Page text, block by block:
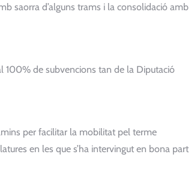
saorra d’alguns trams i la consolidació amb
100% de subvencions tan de la Diputació
per facilitar la mobilitat pel terme
en les que s’ha intervingut en bona part